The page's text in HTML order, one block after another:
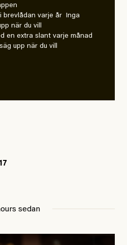
brevlådan varje år Inga
när du vill
en extra slant varje månad
upp när du vill
sedan